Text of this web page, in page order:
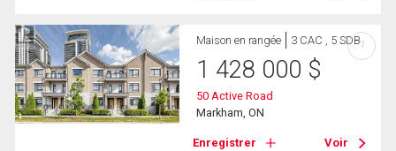
Maison en rangée 3 CAC , 5 SDB
1 428 000 $
50 Active Road
Markham, ON
Enregistrer Voir
?